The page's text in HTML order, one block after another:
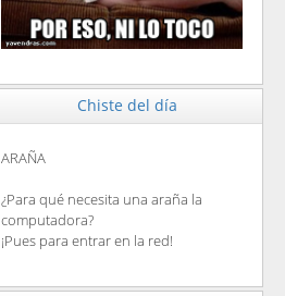
Chiste del día
ARAÑA
¿Para qué necesita una araña la
computadora?
¡Pues para entrar en la red!